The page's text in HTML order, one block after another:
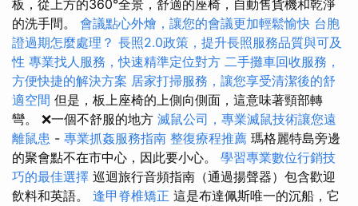
板，從上方的360°全景，舒適的座椅，自動售貨機和乾淨
的洗手間。 會議點心外燴，讓您的會議更加輕鬆愉快 台胞
證過期怎麼處理？ 長照2.0政策，提升長照服務品質與可及
性 專業找人服務，快速精準定位對方 二手攤車回收服務，
方便快捷的解決方案 居家打掃服務，讓您享受清潔後的舒
適空間 但是，板上座椅的上側向側面，這意味著頸部轉
彎。 ❌一個不舒服的地方 滅鼠公司，專業滅鼠技術讓您遠
離鼠患 - 專業抓姦服務指南 整復療程推薦 瑪格麗特島旁邊
的聚會點不在市中心，因此要小心。 學習專業數位行銷技
巧的最佳選擇 巡迴旅行音頻指南（通過揚聲器）包含歡迎
飲料和英語。 逢甲脊椎矯正 這是布達佩斯唯一的沉船，它